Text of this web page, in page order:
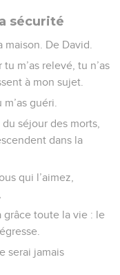
sécurité
De David.
m’as relevé, tu n’as
à mon sujet.
guéri.
séjour des morts,
dans la
qui l’aimez,
grâce toute la vie : le
serai jamais